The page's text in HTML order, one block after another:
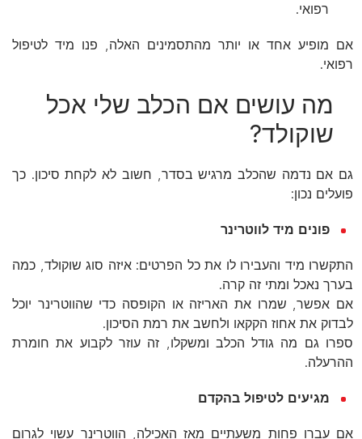
רפואי.
אם מופיע אחד או יותר מהתסמינים האלה, פנו מיד לטיפול
רפואי.
מה עושים אם הכלב שלי אכל
שוקולד?
גם אם נדמה שהכלב מרגיש בסדר, חשוב לא לקחת סיכון. כך
פועלים נכון:
פונים מיד לווטרינר
התקשרו מיד והעבירו לו את כל הפרטים: איזה סוג שוקולד, כמה
בערך נאכל ומתי זה קרה.
אם אפשר, שמרו את האריזה או הקופסה כדי שהווטרינר יוכל
לבדוק את אחוז הקקאו ולחשב את רמת הסיכון.
ספרו גם מה גודל הכלב ומשקלו, זה עוזר לקבוע את חומרת
ההרעלה.
מגיעים לטיפול בהקדם
אם עברו פחות משעתיים מאז האכילה, הווטרינר עשוי לגרום